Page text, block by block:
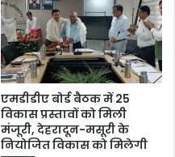
एमडीडीए बोर्ड बैठक में 25
विकास प्रस्तावों को मिली
मंजूरी, देहरादून-मसूरी के
नियोजित विकास को मिलेगी